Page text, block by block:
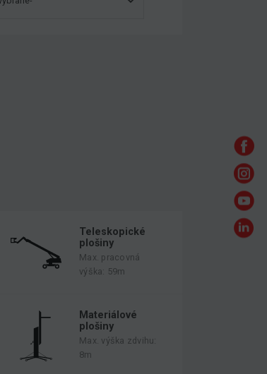
Teleskopické
plošiny
Max. pracovná
výška: 59m
Materiálové
plošiny
Max. výška zdvihu:
8m